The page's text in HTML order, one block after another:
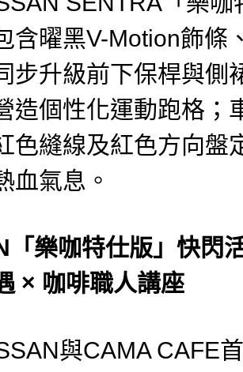
含曜黑V-Motion飾條
步升級前下保桿與側
造個性化運動跑格；
色縫線及紅色方向盤
血氣息。
「樂咖特仕版」快
× 咖啡職人講座
與CAMA CAFE首